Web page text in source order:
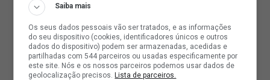
Saiba mais
Os seus dados pessoais vão ser tratados, e as informações
do seu dispositivo (cookies, identificadores únicos e outros
dados do dispositivo) podem ser armazenadas, acedidas e
partilhadas com 544 parceiros ou usadas especificamente por
este site. Nós e os nossos parceiros podemos usar dados de
geolocalização precisos.Lista de parceiros.